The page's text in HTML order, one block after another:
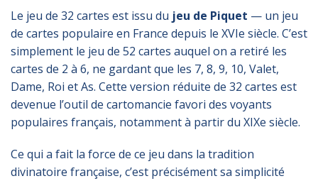
Le jeu de 32 cartes est issu du jeu de Piquet — un jeu
de cartes populaire en France depuis le XVIe siècle. C’est
simplement le jeu de 52 cartes auquel on a retiré les
cartes de 2 à 6, ne gardant que les 7, 8, 9, 10, Valet,
Dame, Roi et As. Cette version réduite de 32 cartes est
devenue l’outil de cartomancie favori des voyants
populaires français, notamment à partir du XIXe siècle.
Ce qui a fait la force de ce jeu dans la tradition
divinatoire française, c’est précisément sa simplicité